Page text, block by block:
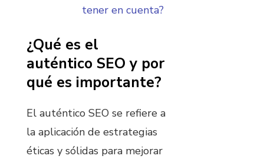
tener en cuenta?
¿Qué es el
auténtico SEO y por
qué es importante?
El auténtico SEO se refiere a
la aplicación de estrategias
éticas y sólidas para mejorar